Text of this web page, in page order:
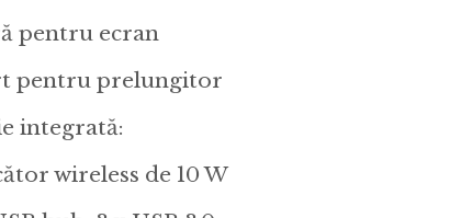
pentru ecran
pentru prelungitor
integrată:
wireless de 10 W